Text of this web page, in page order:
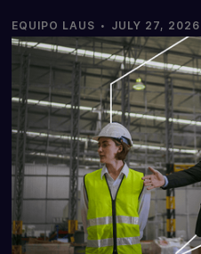
EQUIPO LAUS · JULY 27, 2026